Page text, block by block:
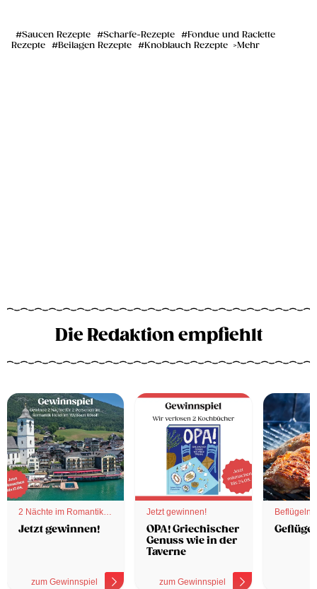
Saucen Rezepte Scharfe-Rezepte
Fondue und Raclette
Rezepte
Beilagen Rezepte Knoblauch Rezepte Mehr
Die Redaktion empfiehlt
2 Nächte im Romantik
Hotel
Jetzt gewinnen!
zum Gewinnspiel
Jetzt gewinnen!
OPA! Griechischer
Genuss wie in der
Taverne
zum Gewinnspiel